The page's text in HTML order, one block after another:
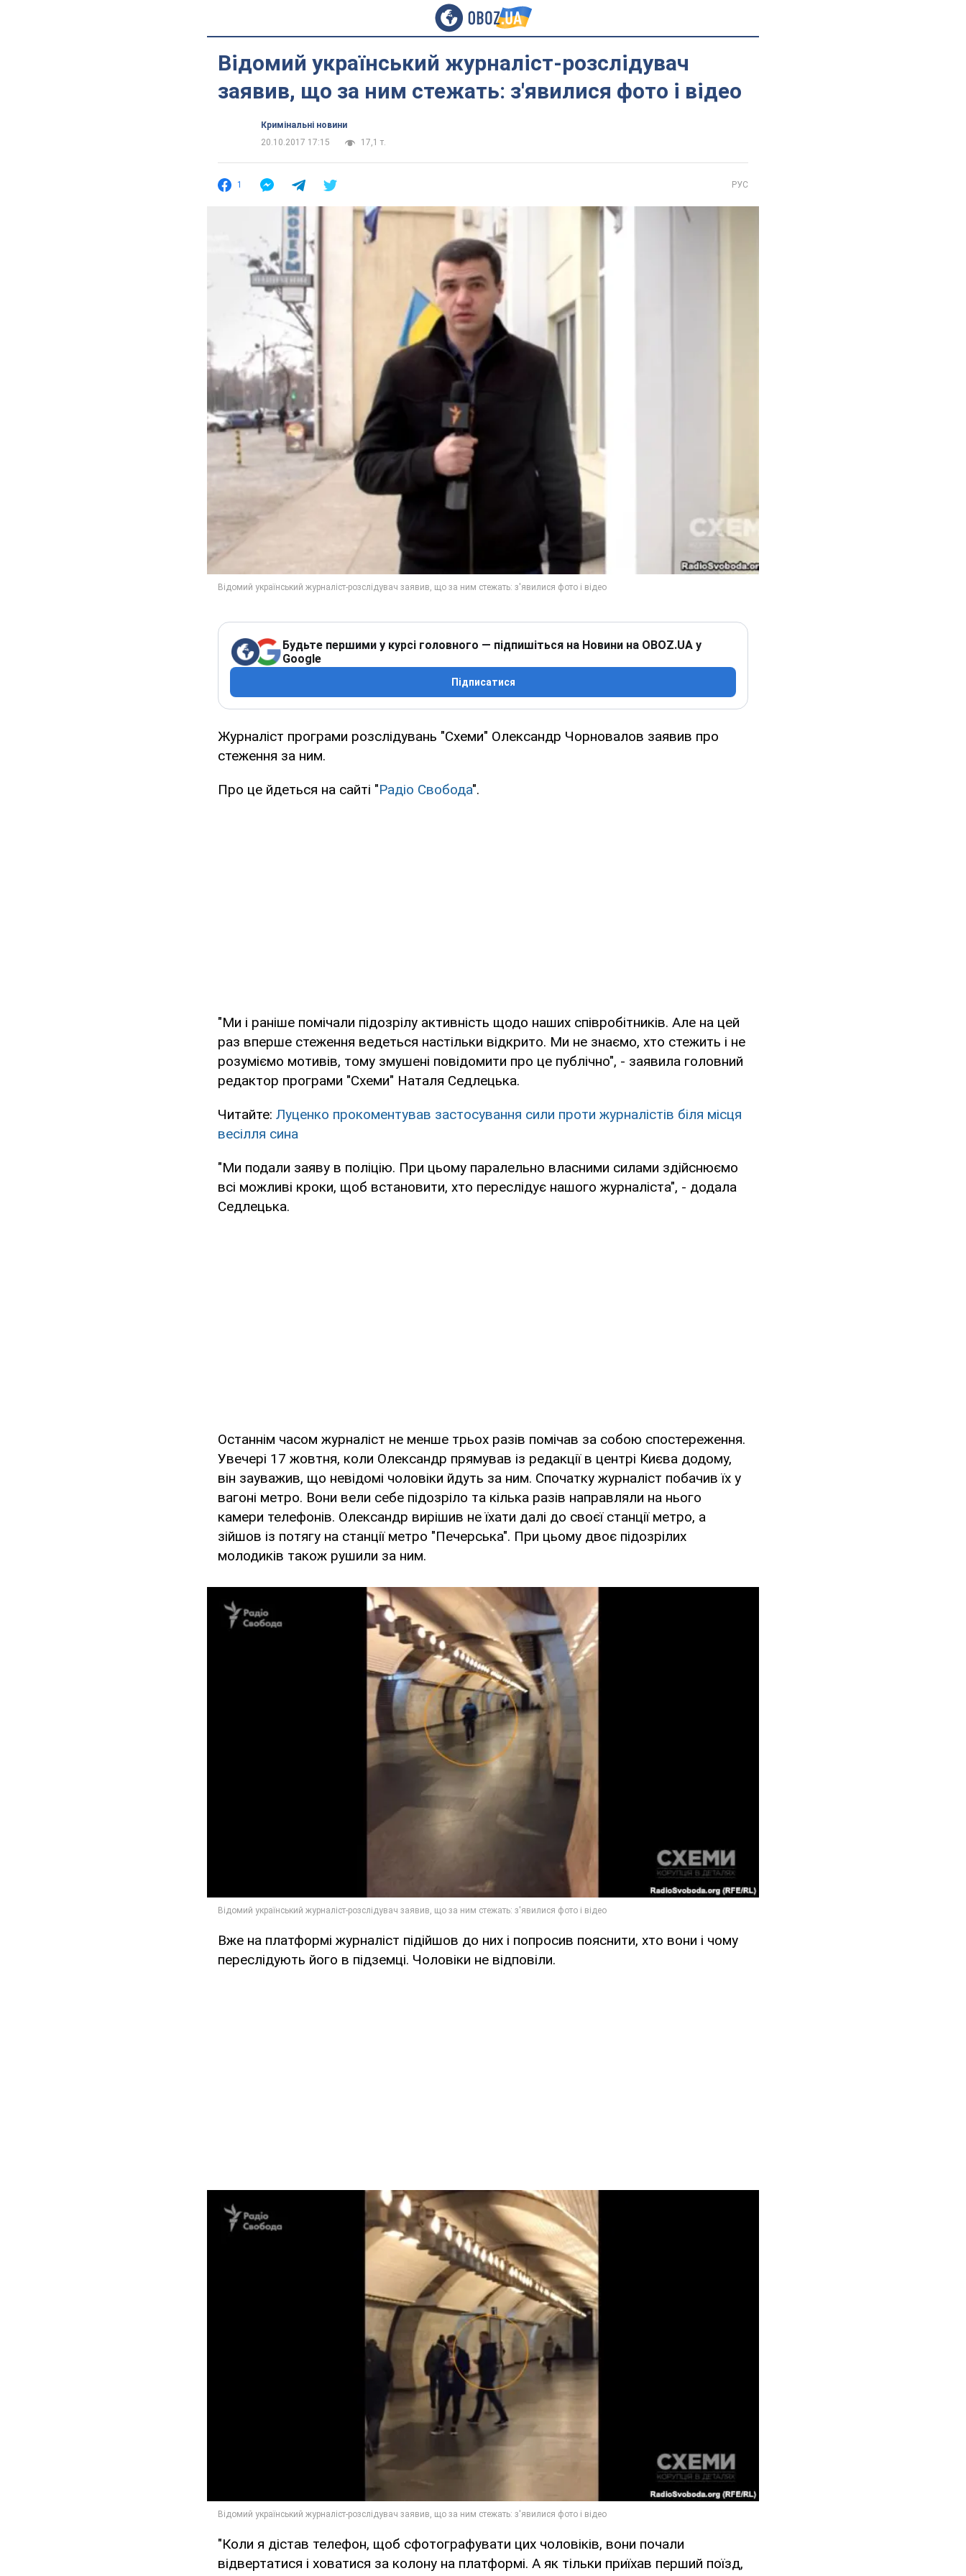
Відомий український журналіст-розслідувач
заявив, що за ним стежать: з'явилися фото і відео
Кримінальні новини
20.10.2017 17:15
17,1 т.
1 РУС
Будьте першими у курсі головного — підпишіться на Новини на OBOZ.UA у
Google
Підписатися
Журналіст програми розслідувань "Схеми" Олександр Чорновалов заявив про
стеження за ним.
Про це йдеться на сайті "Радіо Свобода".
"Ми і раніше помічали підозрілу активність щодо наших співробітників. Але на цей
раз вперше стеження ведеться настільки відкрито. Ми не знаємо, хто стежить і не
розуміємо мотивів, тому змушені повідомити про це публічно", - заявила головний
редактор програми "Схеми" Наталя Седлецька.
Читайте: Луценко прокоментував застосування сили проти журналістів біля місця
весілля сина
"Ми подали заяву в поліцію. При цьому паралельно власними силами здійснюємо
всі можливі кроки, щоб встановити, хто переслідує нашого журналіста", - додала
Седлецька.
Останнім часом журналіст не менше трьох разів помічав за собою спостереження.
Увечері 17 жовтня, коли Олександр прямував із редакції в центрі Києва додому,
він зауважив, що невідомі чоловіки йдуть за ним. Спочатку журналіст побачив їх у
вагоні метро. Вони вели себе підозріло та кілька разів направляли на нього
камери телефонів. Олександр вирішив не їхати далі до своєї станції метро, ​​а
зійшов із потягу на станції метро "Печерська". При цьому двоє підозрілих
молодиків також рушили за ним.
Вже на платформі журналіст підійшов до них і попросив пояснити, хто вони і чому
переслідують його в підземці. Чоловіки не відповіли.
"Коли я дістав телефон, щоб сфотографувати цих чоловіків, вони почали
відвертатися і ховатися за колону на платформі. А як тільки приїхав перший поїзд,